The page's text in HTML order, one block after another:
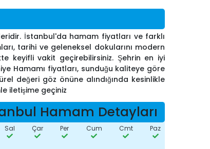
İstanbul'da hamam fiyatları ve farklı
tarihi ve geleneksel dokularını modern
keyifli vakit geçirebilirsiniz. Şehrin en iyi
Hamamı fiyatları, sunduğu kaliteye göre
değeri göz önüne alındığında kesinlikle
iletişime geçiniz
Hamam Detayları
Sal Çar Per Cum Cmt Paz